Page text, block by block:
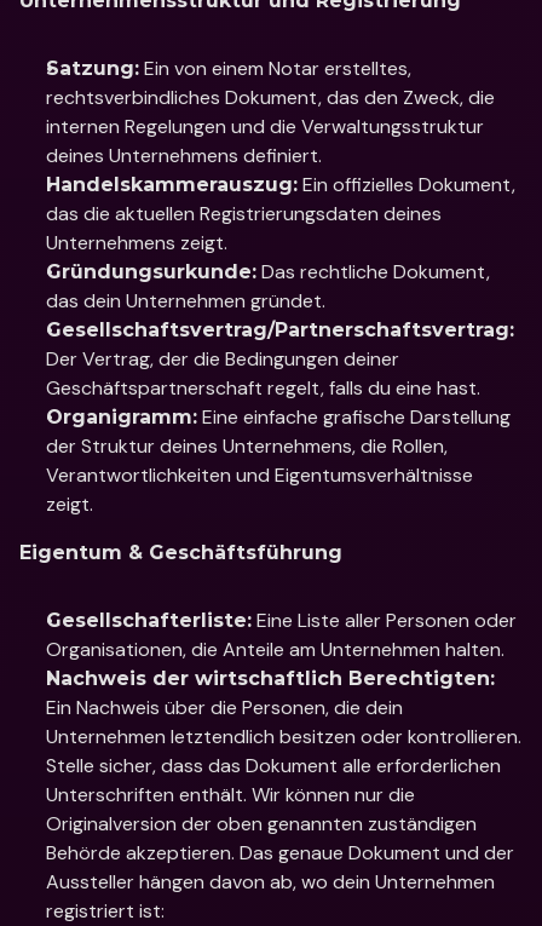
Satzung: Ein von einem Notar erstelltes,
rechtsverbindliches Dokument, das den Zweck, die
internen Regelungen und die Verwaltungsstruktur
deines Unternehmens definiert.
Handelskammerauszug: Ein offizielles Dokument,
das die aktuellen Registrierungsdaten deines
Unternehmens zeigt.
Gründungsurkunde: Das rechtliche Dokument,
das dein Unternehmen gründet.
Gesellschaftsvertrag/Partnerschaftsvertrag:
Der Vertrag, der die Bedingungen deiner
Geschäftspartnerschaft regelt, falls du eine hast.
Organigramm: Eine einfache grafische Darstellung
der Struktur deines Unternehmens, die Rollen,
Verantwortlichkeiten und Eigentumsverhältnisse
zeigt.
Eigentum & Geschäftsführung
Gesellschafterliste: Eine Liste aller Personen oder
Organisationen, die Anteile am Unternehmen halten.
Nachweis der wirtschaftlich Berechtigten:
Ein Nachweis über die Personen, die dein
Unternehmen letztendlich besitzen oder kontrollieren.
Stelle sicher, dass das Dokument alle erforderlichen
Unterschriften enthält. Wir können nur die
Originalversion der oben genannten zuständigen
Behörde akzeptieren. Das genaue Dokument und der
Aussteller hängen davon ab, wo dein Unternehmen
registriert ist: